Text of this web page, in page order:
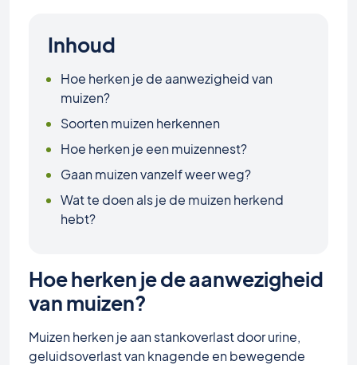
Inhoud
Hoe herken je de aanwezigheid van
muizen?
Soorten muizen herkennen
Hoe herken je een muizennest?
Gaan muizen vanzelf weer weg?
Wat te doen als je de muizen herkend
hebt?
Hoe herken je de aanwezigheid
van muizen?
Muizen herken je aan stankoverlast door urine,
geluidsoverlast van knagende en bewegende